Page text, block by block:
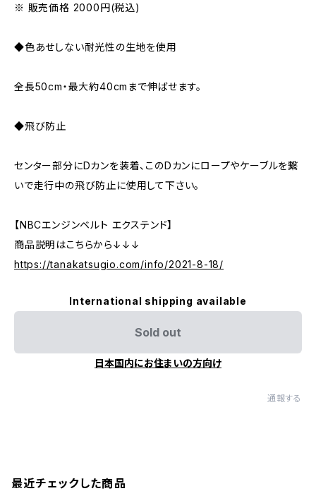
※ 販売価格 2000円(税込)
◆色あせしない耐光性の生地を使用
全長50cm・最大約40cmまで伸ばせます。
◆飛び防止
センター部分にDカンを装着、このDカンにロープやケーブルを繋
いで走行中の飛び防止に使用して下さい。
【NBCエンジンベルト エクステンド】
商品説明はこちらから↓↓↓
https://tanakatsugio.com/info/2021-8-18/
International shipping available
Sold out
日本国内にお住まいの方向け
通報する
最近チェックした商品